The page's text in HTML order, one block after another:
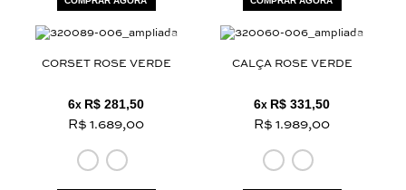
CORSET ROSE VERDE
6x R$ 281,50
R$ 1.689,00
CALÇA ROSE VERDE
6x R$ 331,50
R$ 1.989,00